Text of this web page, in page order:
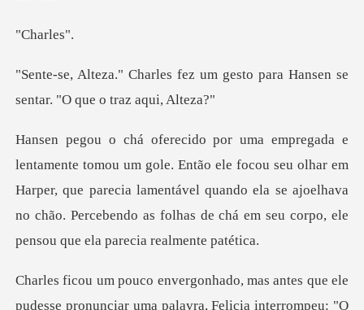
arl
um gesto para Hansen se
sentar
focou seu olhar em
Harper, que parecia lamentável quando ela se ajoelhava
no chão. Pe
s que ele
pudesse pronunciar uma palavra, Fel